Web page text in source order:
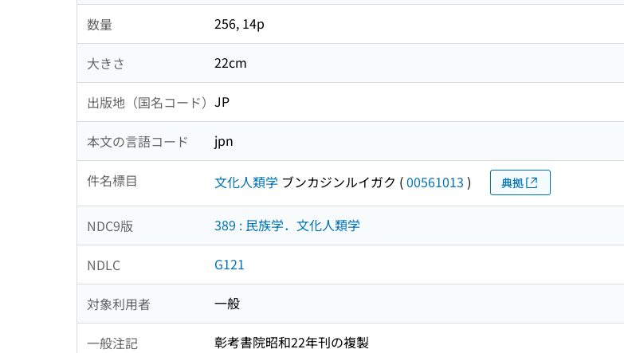
数量 256, 14p
大きさ 22cm
出版地（国名コード） JP
本文の言語コード jpn
件名標目 文化人類学 ブンカジンルイガク (00561013 ) 典拠
NDC9版 389 : 民族学．文化人類学
NDLC G121
対象利用者 一般
一般注記 彰考書院昭和22年刊の複製